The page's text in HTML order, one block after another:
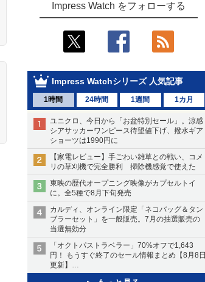
Impress Watch をフォローする
Impress Watchシリーズ 人気記事
1時間 24時間 1週間 1カ月
ユニクロ、今日から「お盆特別セール」。涼感
シアサッカーワンピース待望値下げ、撥水ギア
ショーツは1990円に
【家電レビュー】手ごわい雑草との戦い、コメ
リの草刈機で完全勝利 掃除機感覚で使えた
東映の歴代オープニング映像がカプセルトイ
に。全5種で8月下旬発売
カルディ、オンライン限定「ネコバッグ＆タン
ブラーセット」を一般販売。7月の抽選販売の
当選無効分
「オクトパストラベラー」70%オフで1,643
円！ もうすぐ終了のセール情報まとめ【8月8日
更新】
ニンテンドーeショップでは「大神 絶景版」が